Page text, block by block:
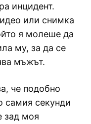
инцидент.
или снимка
я молеше да
му, за да се
мъжът.
че подобно
самия секунди
зад моя